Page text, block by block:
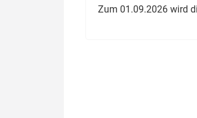
Zum 01.09.2026 wird